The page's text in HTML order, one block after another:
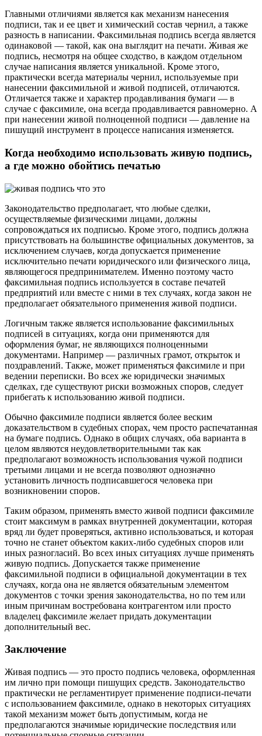
Главными отличиями является как механизм нанесения
подписи, так и ее цвет и химический состав чернил, а также
разность в написании. Факсимильная подпись всегда является
одинаковой — такой, как она выглядит на печати. Живая же
подпись, несмотря на общее сходство, в каждом отдельном
случае написания является уникальной. Кроме этого,
практически всегда материалы чернил, используемые при
нанесении факсимильной и живой подписей, отличаются.
Отличается также и характер продавливания бумаги — в
случае с факсимиле, она всегда продавливается равномерно. А
при нанесении живой полноценной подписи — давление на
пишущий инструмент в процессе написания изменяется.
Когда необходимо использовать живую подпись,
а где можно обойтись печатью
Законодательство предполагает, что любые сделки,
осуществляемые физическими лицами, должны
сопровождаться их подписью. Кроме этого, подпись должна
присутствовать на большинстве официальных документов, за
исключением случаев, когда допускается применение
исключительно печати юридического или физического лица,
являющегося предпринимателем. Именно поэтому часто
факсимильная подпись используется в составе печатей
предприятий или вместе с ними в тех случаях, когда закон не
предполагает обязательного применения живой подписи.
Логичным также является использование факсимильных
подписей в ситуациях, когда они применяются для
оформления бумаг, не являющихся полноценными
документами. Например — различных грамот, открыток и
поздравлений. Также, может применяться факсимиле и при
ведении переписки. Во всех же юридически значимых
сделках, где существуют риски возможных споров, следует
прибегать к использованию живой подписи.
Обычно факсимиле подписи является более веским
доказательством в судебных спорах, чем просто распечатанная
на бумаге подпись. Однако в общих случаях, оба варианта в
целом являются неудовлетворительными так как
предполагают возможность использования чужой подписи
третьими лицами и не всегда позволяют однозначно
установить личность подписавшегося человека при
возникновении споров.
Таким образом, применять вместо живой подписи факсимиле
стоит максимум в рамках внутренней документации, которая
вряд ли будет проверяться, активно использоваться, и которая
точно не станет объектом каких-либо судебных споров или
иных разногласий. Во всех иных ситуациях лучше применять
живую подпись. Допускается также применение
факсимильной подписи в официальной документации в тех
случаях, когда она не является обязательным элементом
документов с точки зрения законодательства, но по тем или
иным причинам востребована контрагентом или просто
владелец факсимиле желает придать документации
дополнительный вес.
Заключение
Живая подпись — это просто подпись человека, оформленная
им лично при помощи пишущих средств. Законодательство
практически не регламентирует применение подписи-печати
с использованием факсимиле, однако в некоторых ситуациях
такой механизм может быть допустимым, когда не
предполагаются значимые юридические последствия или